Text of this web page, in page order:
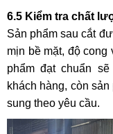
6.5 Kiểm tra chất
Sản phẩm sau cắt
mịn bề mặt, độ cong
phẩm đạt chuẩn
khách hàng, còn
sung theo yêu cầu.